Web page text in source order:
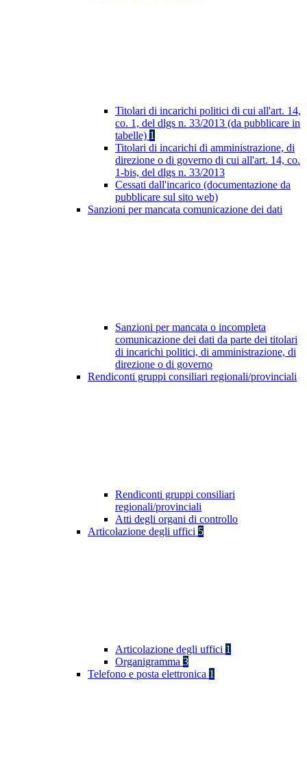
Titolari di incarichi politici di cui all'art. 14,
co. 1, del dlgs n. 33/2013 (da pubblicare in
tabelle) 1
Titolari di incarichi di amministrazione, di
direzione o di governo di cui all'art. 14, co.
1-bis, del dlgs n. 33/2013
Cessati dall'incarico (documentazione da
pubblicare sul sito web)
Sanzioni per mancata comunicazione dei dati
Sanzioni per mancata o incompleta
comunicazione dei dati da parte dei titolari
di incarichi politici, di amministrazione, di
direzione o di governo
Rendiconti gruppi consiliari regionali/provinciali
Rendiconti gruppi consiliari
regionali/provinciali
Atti degli organi di controllo
Articolazione degli uffici 5
Articolazione degli uffici 1
Organigramma 3
Telefono e posta elettronica 1